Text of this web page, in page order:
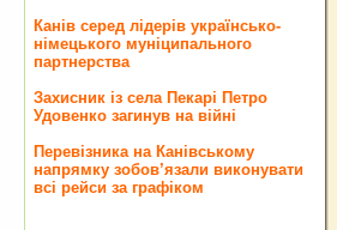
Канів серед лідерів українсько-
німецького муніципального
партнерства
Захисник із села Пекарі Петро
Удовенко загинув на війні
Перевізника на Канівському
напрямку зобов’язали виконувати
всі рейси за графіком